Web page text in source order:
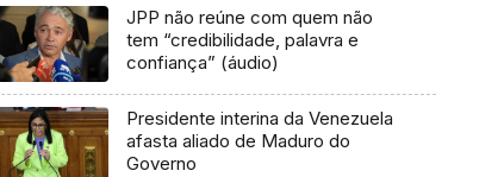
JPP não reúne com quem não
tem “credibilidade, palavra e
confiança” (áudio)
Presidente interina da Venezuela
afasta aliado de Maduro do
Governo